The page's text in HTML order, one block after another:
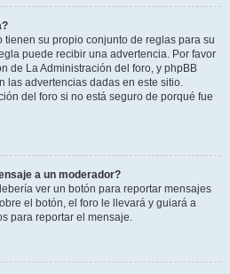
tienen su propio conjunto de reglas para su
puede recibir una advertencia. Por favor
de La Administración del foro, y phpBB
las advertencias dadas en este sitio.
del foro si no está seguro de porqué fue
a un moderador?
ver un botón para reportar mensajes
el botón, el foro le llevará y guiará a
para reportar el mensaje.